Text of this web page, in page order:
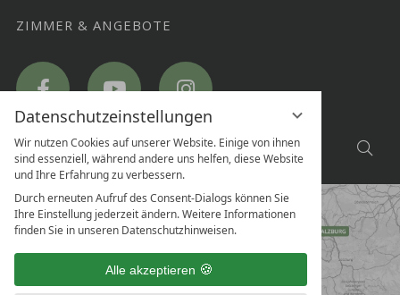
Datenschutzeinstellungen
Wir nutzen Cookies auf unserer Website. Einige von ihnen
sind essenziell, während andere uns helfen, diese Website
und Ihre Erfahrung zu verbessern.
Durch erneuten Aufruf des Consent-Dialogs können Sie
Ihre Einstellung jederzeit ändern. Weitere Informationen
finden Sie in unseren Datenschutzhinweisen.
Alle akzeptieren
ZIMMER & ANGEBOTE
Hotel
Ritzlerhof
on
Facebook
Hotel
Ritzlerhof
on
YouTube
on
SUCHE
NACH...